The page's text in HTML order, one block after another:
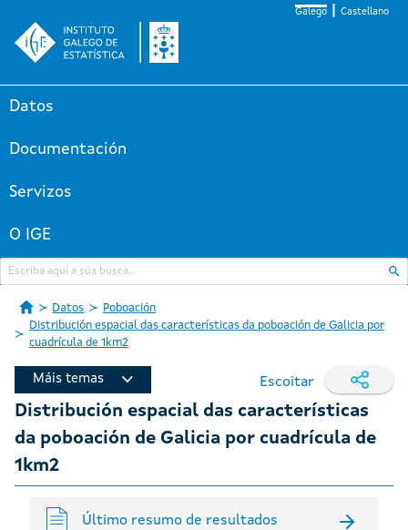
Galego Castellano
Datos
Documentación
Servizos
O IGE
Datos
Poboación
Distribución espacial das características da poboación de Galicia por
cuadrícula de 1km2
Máis temas Escoitar
Distribución espacial das características
da poboación de Galicia por cuadrícula de
1km2
Último resumo de resultados